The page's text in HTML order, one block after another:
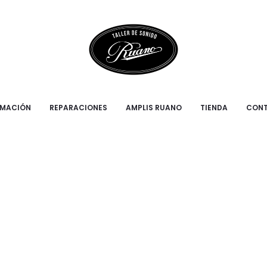
REPARACIONES AMPLIS RUANO TIENDA